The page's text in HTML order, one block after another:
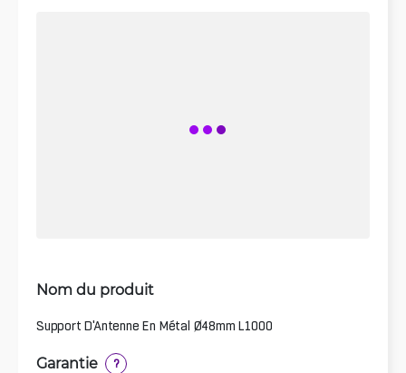
Nom du produit
Support D'Antenne En Métal Ø48mm L1000
Garantie ?